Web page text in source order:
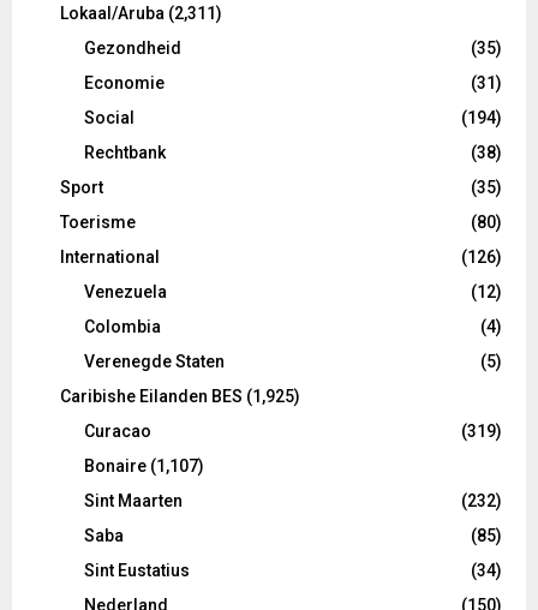
Lokaal/Aruba (2,311)
Gezondheid
(35)
Economie
(31)
Social
(194)
Rechtbank
(38)
Sport
(35)
Toerisme
(80)
International
(126)
Venezuela
(12)
Colombia
(4)
Verenegde Staten
(5)
Caribishe Eilanden BES (1,925)
Curacao
(319)
Bonaire (1,107)
Sint Maarten
(232)
Saba
(85)
Sint Eustatius
(34)
Nederland
(150)